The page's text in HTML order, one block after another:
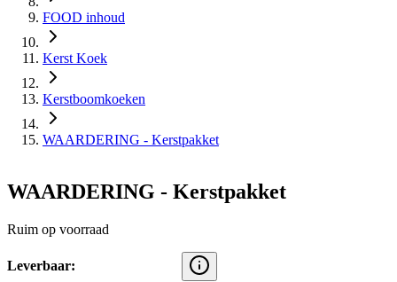
FOOD inhoud
Kerst Koek
Kerstboomkoeken
WAARDERING - Kerstpakket
WAARDERING - Kerstpakket
Ruim op voorraad
Leverbaar: